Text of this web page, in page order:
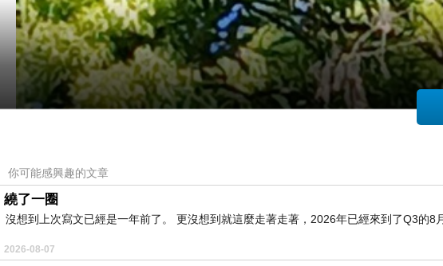
你可能感興趣的文章
繞了一圈
沒想到上次寫文已經是一年前了。 更沒想到就這麼走著走著，2026年已經來到了Q3的
2026-08-07